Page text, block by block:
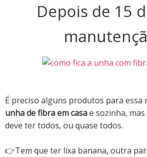
Depois de 15
É preciso alguns produtos para essa
unha de fibra em casae sozinha,
deve ter todos, ou quase todos.
👉Tem que ter lixa banana, outra